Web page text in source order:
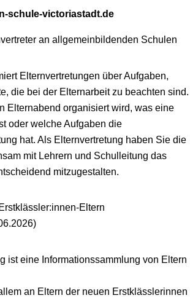
schule-victoriastadt.de
an allgemeinbildenden Schulen
Elternvertretungen über Aufgaben,
die bei der Elternarbeit zu beachten sind.
Elternabend organisiert wird, was eine
oder welche Aufgaben die
hat. Als Elternvertretung haben Sie die
mit Lehrern und Schulleitung das
mitzugestalten.
Eltern
ist eine Informationssammlung von Eltern
an Eltern der neuen Erstklässlerinnen